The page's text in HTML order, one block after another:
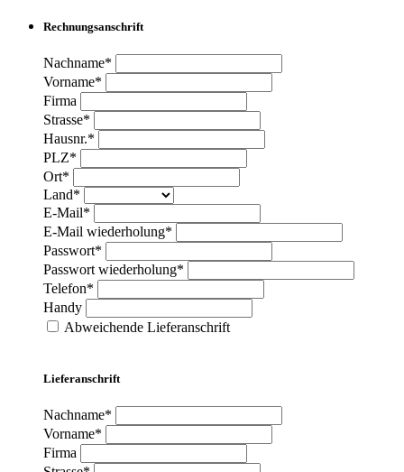
Rechnungsanschrift
Nachname*
Vorname*
Firma
Strasse*
Hausnr.*
PLZ*
Ort*
Land*
E-Mail*
E-Mail wiederholung*
Passwort*
Passwort wiederholung*
Telefon*
Handy
Abweichende Lieferanschrift
Lieferanschrift
Nachname*
Vorname*
Firma